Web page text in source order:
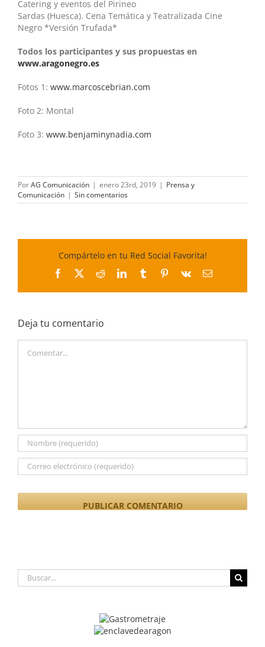
Catering y eventos del Pirineo
Sardas (Huesca). Cena Temática y Teatralizada Cine
Negro *Versión Trufada*
Todos los participantes y sus propuestas en
www.aragonegro.es
Fotos 1: www.marcoscebrian.com
Foto 2: Montal
Foto 3: www.benjaminynadia.com
PorAG Comunicación | enero 23rd, 2019 | Prensa y
Comunicación | Sin comentarios
Compártelo en tu Red Social Favorita!
Facebook
X RedditLinkedInTumblrPinterest
Vk
Correo
Deja tu comentario
Buscar: